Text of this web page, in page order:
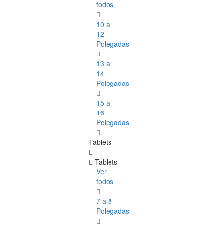
todos
10 a
12
Polegadas
13 a
14
Polegadas
15 a
16
Polegadas
Tablets
Tablets
Ver
todos
7 a 8
Polegadas